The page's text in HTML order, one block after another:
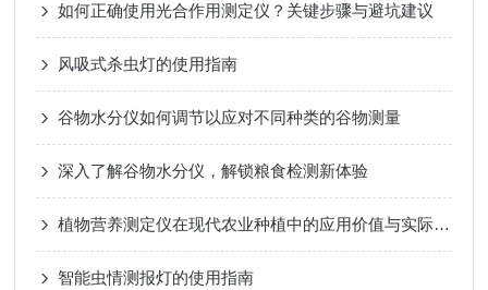
如何正确使用光合作用测定仪？关键步骤与避坑建议
风吸式杀虫灯的使用指南
谷物水分仪如何调节以应对不同种类的谷物测量
深入了解谷物水分仪，解锁粮食检测新体验
植物营养测定仪在现代农业种植中的应用价值与实际作用
智能虫情测报灯的使用指南